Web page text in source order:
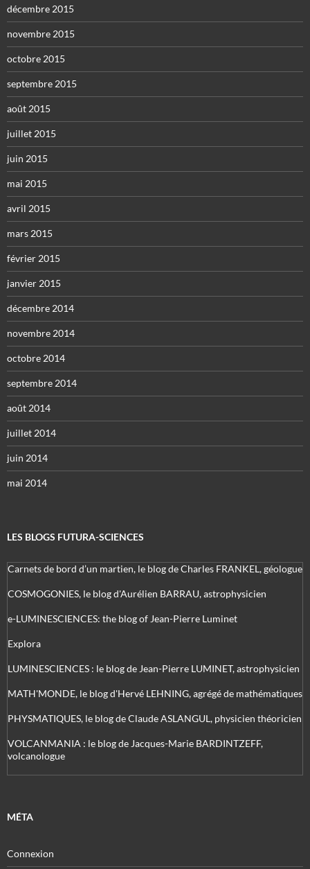
décembre 2015
novembre 2015
octobre 2015
septembre 2015
août 2015
juillet 2015
juin 2015
mai 2015
avril 2015
mars 2015
février 2015
janvier 2015
décembre 2014
novembre 2014
octobre 2014
septembre 2014
août 2014
juillet 2014
juin 2014
mai 2014
LES BLOGS FUTURA-SCIENCES
Carnets de bord d’un martien, le blog de Charles FRANKEL, géologue
COSMOGONIES, le blog d'Aurélien BARRAU, astrophysicien
e-LUMINESCIENCES: the blog of Jean-Pierre Luminet
Explora
LUMINESCIENCES : le blog de Jean-Pierre LUMINET, astrophysicien
MATH'MONDE, le blog d'Hervé LEHNING, agrégé de mathématiques
PHYSMATIQUES, le blog de Claude ASLANGUL, physicien théoricien
VOLCANMANIA : le blog de Jacques-Marie BARDINTZEFF,
volcanologue
MÉTA
Connexion